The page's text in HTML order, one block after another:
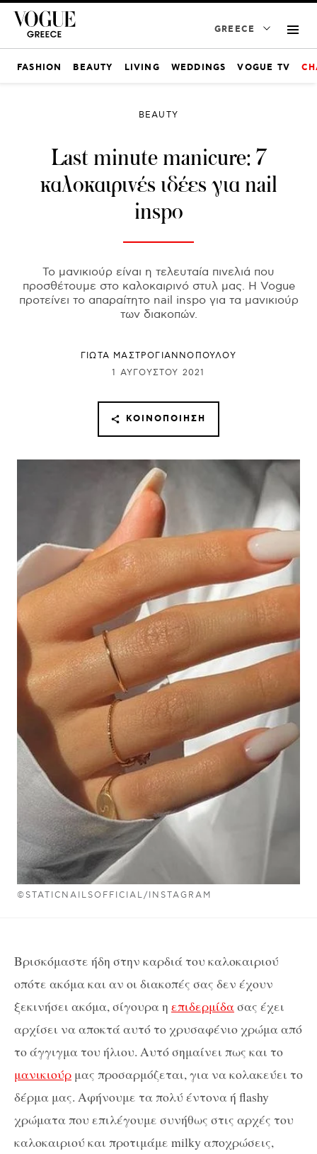
GREECE
FASHION BEAUTY LIVING WEDDINGS VOGUE TV
©STATICNAILSOFFICIAL/INSTAGRAM
BEAUTY
Last minute manicure: 7
καλοκαιρινές ιδέες για nail
inspo
Το μανικιούρ είναι η τελευταία πινελιά που
προσθέτουμε στο καλοκαιρινό στυλ μας. Η Vogue
προτείνει το απαραίτητο nail inspo για τα μανικιούρ
των διακοπών.
ΓΙΩΤΑ ΜΑΣΤΡΟΓΙΑΝΝΟΠΟΥΛΟΥ
1 ΑΥΓΟΎΣΤΟΥ 2021
ΚΟΙΝΟΠΟΊΗΣΗ
Βρισκόμαστε ήδη στην καρδιά του καλοκαιριού
οπότε ακόμα και αν οι διακοπές σας δεν έχουν
ξεκινήσει ακόμα, σίγουρα η επιδερμίδασας έχει
αρχίσει να αποκτά αυτό το χρυσαφένιο χρώμα από
το άγγιγμα του ήλιου. Αυτό σημαίνει πως και το
μανικιούρ μας προσαρμόζεται, για να κολακεύει το
δέρμα μας. Αφήνουμε τα πολύ έντονα ή flashy
χρώματα που επιλέγουμε συνήθως στις αρχές του
καλοκαιριού και προτιμάμε milky αποχρώσεις,